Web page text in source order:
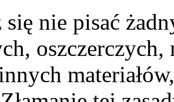
się nie pisać